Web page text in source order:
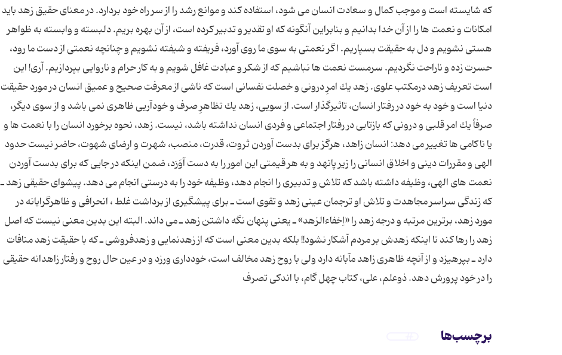
كه شایسته است و موجب كمال و سعادت انسان می شود، استفاده كند و موانع رشد را از سر راه خود بردارد. در معنای حقیق زهد باید
امكانات و نعمت ها را از آن خدا بدانیم و بنابراین آنگونه كه او تقدیر و تدبیر كرده است، از آن بهره بریم. دلبسته و وابسته به ظواهر
هستی نشویم و دل به حقیقت بسپاریم. اگر نعمتی به سوی ما روی آورد، فریفته و شیفته نشویم و چنانچه نعمتی از دست ما رود،
حسرت زده و ناراحت نگردیم. سرمست نعمت ها نباشیم كه از شكر و عبادت غافل شویم و به كار حرام و ناروایی بپردازیم. آری! این
است تعریف‌ زهد درمكتب علوی. زهد یك‌ امرِ درونی و خصلت نفسانی است كه ناشی از معرفت صحیح و عمیق‌ انسان در مورد حقیقت
دنیا است و خود به خود در رفتار انسان، تاثیرگذار است. از سویی، زهد یك‌ تظاهرِ صرف‌ و خودآریی ظاهری نمی باشد و از سوی دیگر،
صرفاً یك‌ امر قلبی و درونی كه بازتابی در رفتار اجتماعی و فردی انسان نداشته باشد، نیست. زهد، نحوه برخورد انسان را با نعمت ها و
یا ناكامی ها تغییر می دهد: انسان زاهد، هرگز برای بدست آوردن ثروت، قدرت، منصب، شهرت و ارضای شهوت، حاضر نیست حدود
الهی و مقررات دینی و اخلاق‌ انسانی را زیر پانهد و به هر قیمتی این امور را به دست آوَرَد، ضمن اینكه در جایی كه برای بدست آوردن
نعمت های الهی، وظیفه داشته باشد كه تلاش و تدبیری را انجام دهد، وظیفه خود را به درستی انجام می دهد. پیشوای حقیقی زهد ـ
كه زندگی سراسر مجاهدت و تلاش او ترجمان عینی زهد و تقوی است ـ برای پیشگیری از برداشت غلط ، انحرافی و ظاهرگرایانه در
مورد زهد، برترین مرتبه و درجه زهد را «اِخفاءالزهد» ـ یعنی پنهان نگه داشتن زهد ـ می داند. البته این بدین معنی نیست كه اصل
زهد را رها كند تا اینكه زهدش بر مردم آشكار نشود!! بلكه بدین معنی است كه از زهدنمایی و زهدفروشی ـ كه با حقیقت زهد منافات
دارد ـ بپرهیزد و از آنچه ظاهری زاهد مآبانه دارد ولی با روح زهد مخالف‌ است، خودداری ورزد و در عین حال روح و رفتار زاهدانه حقیقی
را در خود پرورش دهد. ذوعلم، علی، کتاب چهل گام، با اندکی تصرف
برچسب‌ها